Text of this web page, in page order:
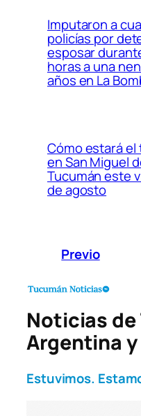
Imputaron a
policías por
esposar
horas a una
años en La
Cómo estará el
en San Miguel
Tucumán este
de agosto
Previo
Noticias de
Argentina
Estuvimos.